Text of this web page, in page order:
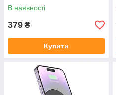
Samsung Galaxy Watch
портативний
В наявності
379 ₴
Купити